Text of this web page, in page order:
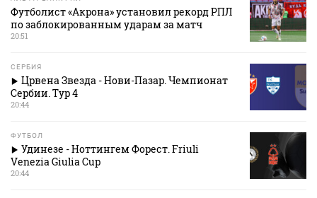
Футболист «Акрона» установил рекорд РПЛ
по заблокированным ударам за матч
20:51
СЕРБИЯ
Црвена Звезда - Нови-Пазар. Чемпионат
Сербии. Тур 4
20:44
ФУТБОЛ
Удинезе - Ноттингем Форест. Friuli
Venezia Giulia Cup
20:44